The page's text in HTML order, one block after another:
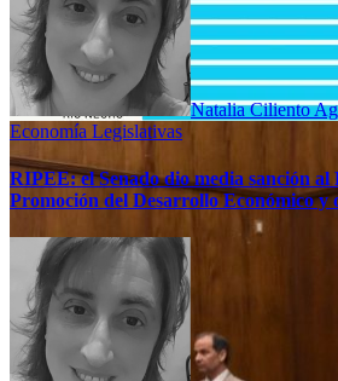
Natalia Ciliento
Economía Legislativas
RIPEE: el Senado dio media sanción al
Promoción del Desarrollo Económico y